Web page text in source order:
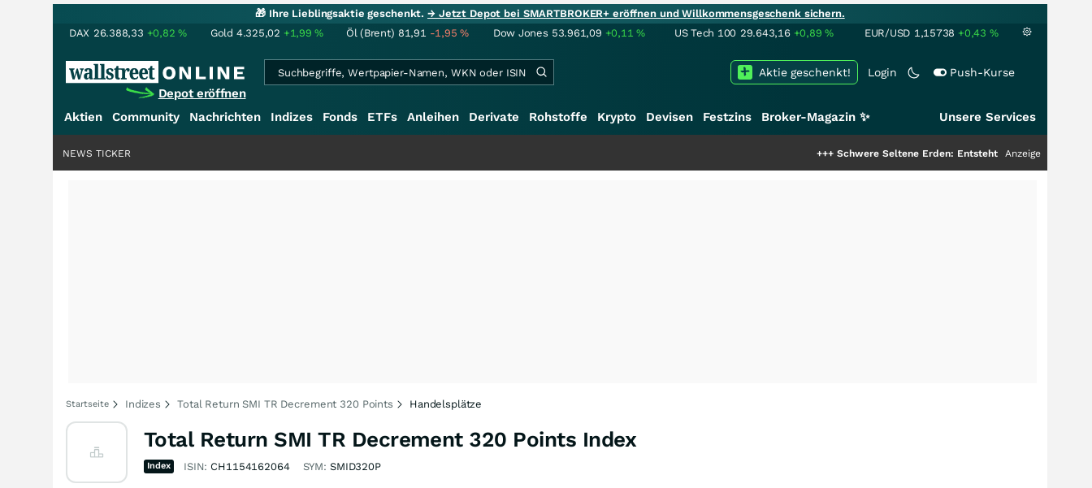
🎁 Ihre Lieblingsaktie geschenkt.→ Jetzt Depot bei SMARTBROKER+ eröffnen und Willkommensgeschenk sichern.
DAX 26.388,33 +0,82% Gold 4.325,02 +1,99% Öl (Brent) 81,91 -1,95% Dow Jones 53.961,09 +0,11% US Tech 100 29.643,16 +0,89% EUR/USD 1,15738 +0,43 %
Depot eröffnen
Login Push-Kurse
Aktie geschenkt!
Aktien Community Nachrichten Indizes Fonds ETFs Anleihen Derivate Rohstoffe Krypto Devisen Festzins Broker-Magazin ✨ Unsere Services
Schwere Seltene Erden: Entsteht hier die nächste
Anzeige
NEWS TICKER
Startseite Indizes Total Return SMI TR Decrement 320 Points Handelsplätze
Total Return SMI TR Decrement 320 Points Index
Index ISIN: CH1154162064 SYM: SMID320P